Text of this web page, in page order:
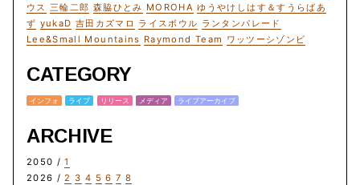
ウス
三輪二郎 森脇ひとみ MOROHA ゆうやけしはす＆すうらばあ
ず yukaD 吉田カズマロ ライスボウル ランタンパレード
Lee&Small Mountains Raymond Team ワッツーシゾンビ
CATEGORY
インフォ ライブ リリース メディア ライブアーカイブ
ARCHIVE
2050 /1
2026 / 2 3 4 5 6 7 8